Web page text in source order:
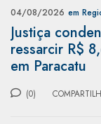
04/08/2026 em
Justiça
ressarcir R$
em Paracatu
(0)